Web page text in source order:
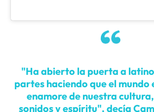
"Ha abierto la puerta a
partes haciendo que el mundo
enamore de nuestra
sonidos y espíritu", decía